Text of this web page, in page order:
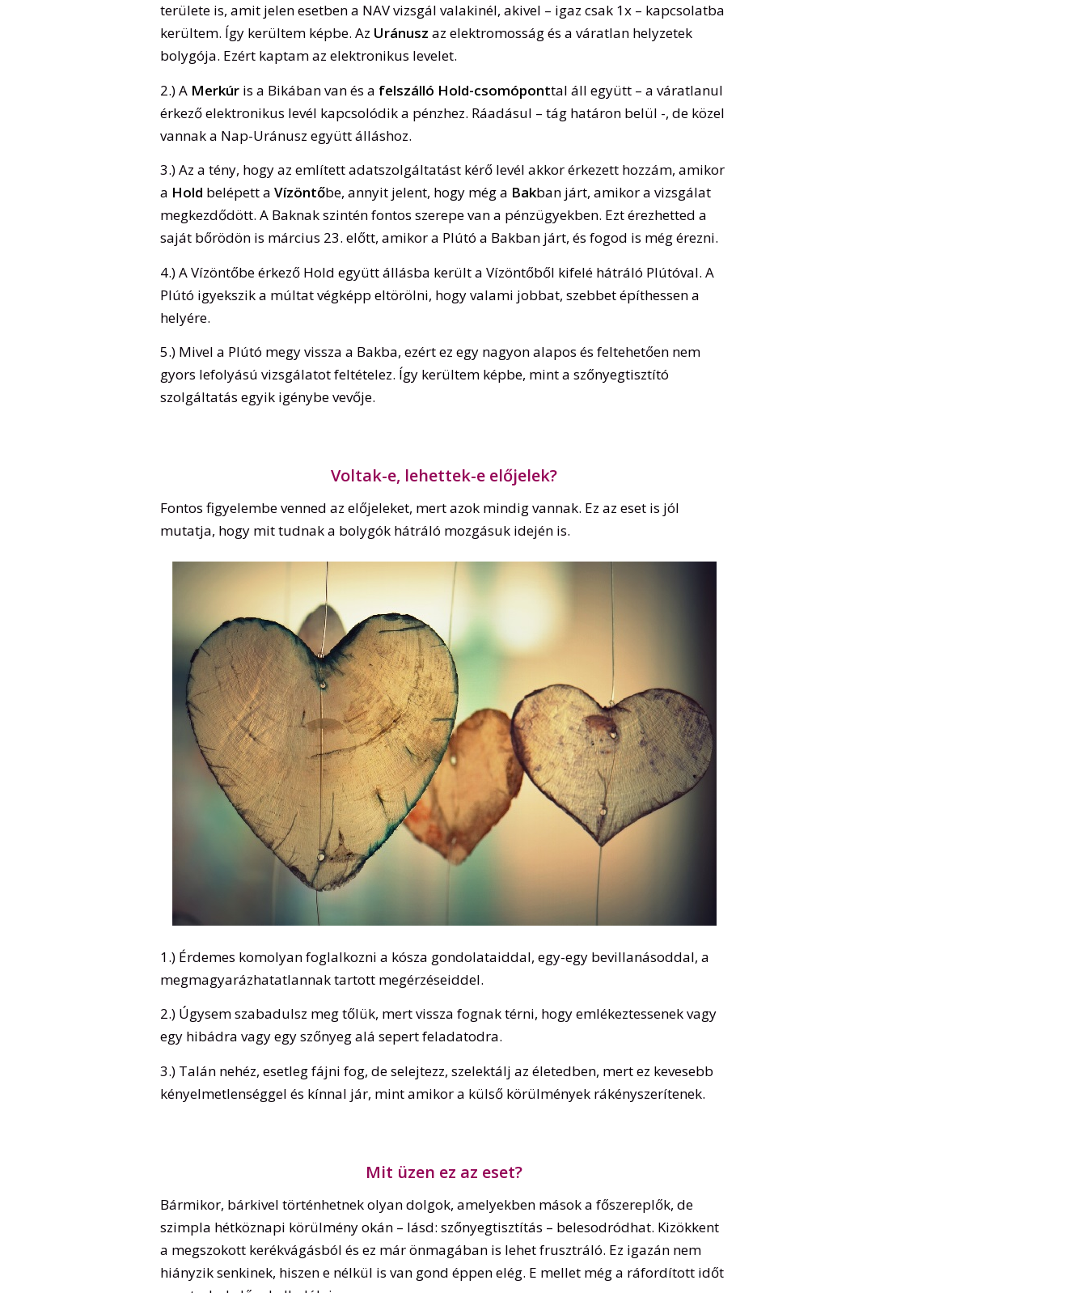
területe is, amit jelen esetben a NAV vizsgál valakinél, akivel – igaz csak 1x – kapcsolatba
kerültem. Így kerültem képbe. Az Uránusz az elektromosság és a váratlan helyzetek
bolygója. Ezért kaptam az elektronikus levelet.
2.) A Merkúr is a Bikában van és a felszálló Hold-csomóponttal áll együtt – a váratlanul
érkező elektronikus levél kapcsolódik a pénzhez. Ráadásul – tág határon belül -, de közel
vannak a Nap-Uránusz együtt álláshoz.
3.) Az a tény, hogy az említett adatszolgáltatást kérő levél akkor érkezett hozzám, amikor
a Hold belépett a Vízöntőbe, annyit jelent, hogy még a Bakban járt, amikor a vizsgálat
megkezdődött. A Baknak szintén fontos szerepe van a pénzügyekben. Ezt érezhetted a
saját bőrödön is március 23. előtt, amikor a Plútó a Bakban járt, és fogod is még érezni.
4.) A Vízöntőbe érkező Hold együtt állásba került a Vízöntőből kifelé hátráló Plútóval. A
Plútó igyekszik a múltat végképp eltörölni, hogy valami jobbat, szebbet építhessen a
helyére.
5.) Mivel a Plútó megy vissza a Bakba, ezért ez egy nagyon alapos és feltehetően nem
gyors lefolyású vizsgálatot feltételez. Így kerültem képbe, mint a szőnyegtisztító
szolgáltatás egyik igénybe vevője.
Voltak-e, lehettek-e előjelek?
Fontos figyelembe venned az előjeleket, mert azok mindig vannak. Ez az eset is jól
mutatja, hogy mit tudnak a bolygók hátráló mozgásuk idején is.
1.) Érdemes komolyan foglalkozni a kósza gondolataiddal, egy-egy bevillanásoddal, a
megmagyarázhatatlannak tartott megérzéseiddel.
2.) Úgysem szabadulsz meg tőlük, mert vissza fognak térni, hogy emlékeztessenek vagy
egy hibádra vagy egy szőnyeg alá sepert feladatodra.
3.) Talán nehéz, esetleg fájni fog, de selejtezz, szelektálj az életedben, mert ez kevesebb
kényelmetlenséggel és kínnal jár, mint amikor a külső körülmények rákényszerítenek.
Mit üzen ez az eset?
Bármikor, bárkivel történhetnek olyan dolgok, amelyekben mások a főszereplők, de
szimpla hétköznapi körülmény okán – lásd: szőnyegtisztítás – belesodródhat. Kizökkent
a megszokott kerékvágásból és ez már önmagában is lehet frusztráló. Ez igazán nem
hiányzik senkinek, hiszen e nélkül is van gond éppen elég. E mellet még a ráfordított időt